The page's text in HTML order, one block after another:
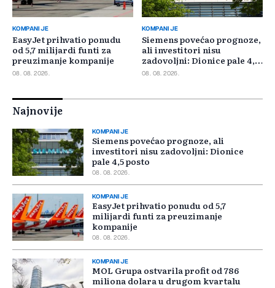
KOMPANIJE
EasyJet prihvatio ponudu
od 5,7 milijardi funti za
preuzimanje kompanije
08. 08. 2026.
KOMPANIJE
Siemens povećao prognoze,
ali investitori nisu
zadovoljni: Dionice pale 4,5
posto
08. 08. 2026.
Najnovije
KOMPANIJE
Siemens povećao prognoze, ali
investitori nisu zadovoljni: Dionice
pale 4,5 posto
08. 08. 2026.
KOMPANIJE
EasyJet prihvatio ponudu od 5,7
milijardi funti za preuzimanje
kompanije
08. 08. 2026.
KOMPANIJE
MOL Grupa ostvarila profit od 786
miliona dolara u drugom kvartalu